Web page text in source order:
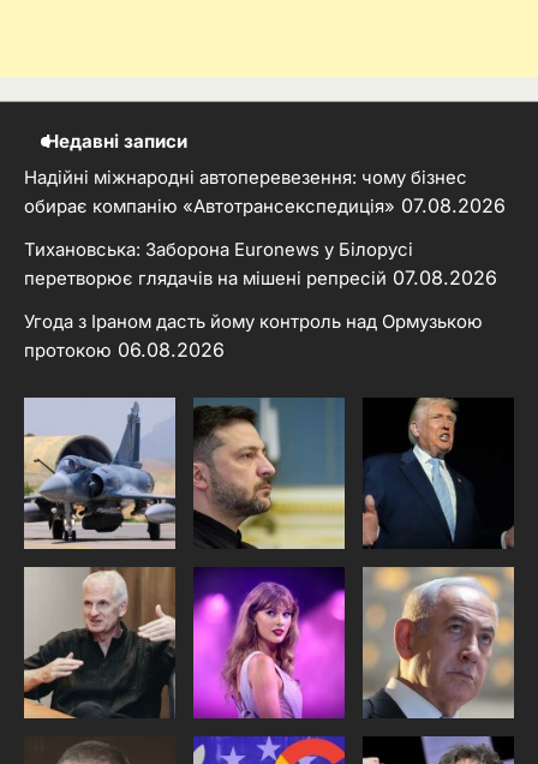
Недавні записи
Надійні міжнародні автоперевезення: чому бізнес
обирає компанію «Автотрансекспедиція» 07.08.2026
Тихановська: Заборона Euronews у Білорусі
перетворює глядачів на мішені репресій 07.08.2026
Угода з Іраном дасть йому контроль над Ормузькою
протокою 06.08.2026